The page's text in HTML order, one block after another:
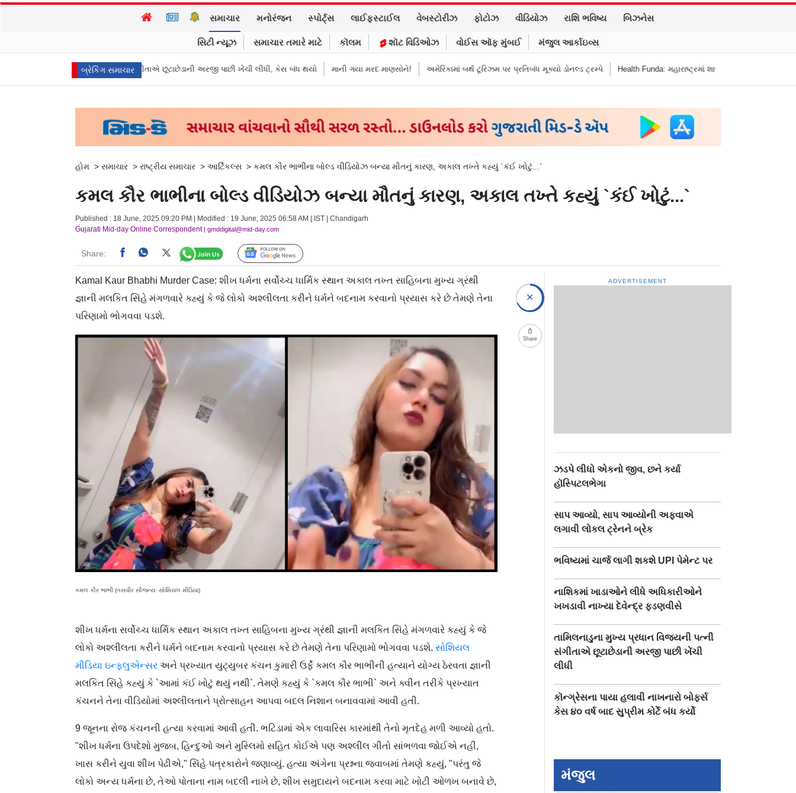
સમાચાર મનોરંજન સ્પોર્ટ્સ લાઈફસ્ટાઈલ વેબસ્ટોરીઝ ફોટોઝ વીડિયોઝ રાશિ ભવિષ્ય બિઝનેસ
સિટી ન્યૂઝ સમાચાર તમારે માટે કૉલમ શૉટ વિડિઓઝ વોઈસ ઑફ મુંબઈ મંજુલ આર્કાઇવ્સ
બ્રેકિંગ સમાચાર
મુખ્ય પ્રધાન વિજયની પત્ની સંગીતાએ છૂટાછેડાની અરજી પાછી ખેંચી લીધી, કેસ બંધ થયો માની ગયા મરદ માણસોને! અમેરિકામાં બર્થ ટૂરિઝમ પર પ્રતિબંધ મૂક્યો ડોનલ્ડ ટ્રમ્પે Health Funda: મહારાષ્ટ્રમાં શાળાની બહાર જંક ફૂડ બૅન!
હોમ > સમાચાર > રાષ્ટ્રીય સમાચાર > આર્ટિકલ્સ > કમલ કૌર ભાભીના બોલ્ડ વીડિયોઝ બન્યા મૌતનું કારણ, અકાલ તખ્તે કહ્યું `કંઈ ખોટું...`
કમલ કૌર ભાભીના બોલ્ડ વીડિયોઝ બન્યા મૌતનું કારણ, અકાલ તખ્તે કહ્યું `કંઈ ખોટું...`
Published : 18 June, 2025 09:20 PM | Modified : 19 June, 2025 06:58 AM | IST | Chandigarh
Gujarati Mid-day Online Correspondent| gmddigital@mid-day.com
Share: Follow Us
Kamal Kaur Bhabhi Murder Case: શીખ ધર્મના સર્વોચ્ચ ધાર્મિક સ્થાન અકાલ તખ્ત સાહિબના મુખ્ય ગ્રંથી
જ્ઞાની મલકિત સિંહે મંગળવારે કહ્યું કે જે લોકો અશ્લીલતા કરીને ધર્મને બદનામ કરવાનો પ્રયાસ કરે છે તેમણે તેના
પરિણામો ભોગવવા પડશે.
કમલ કૌર ભાભી (તસવીર સૌજન્ય: સોશિયલ મીડિયા)
શીખ ધર્મના સર્વોચ્ચ ધાર્મિક સ્થાન અકાલ તખ્ત સાહિબના મુખ્ય ગ્રંથી જ્ઞાની મલકિત સિંહે મંગળવારે કહ્યું કે જે
લોકો અશ્લીલતા કરીને ધર્મને બદનામ કરવાનો પ્રયાસ કરે છે તેમણે તેના પરિણામો ભોગવવા પડશે. સોશિયલ
મીડિયા ઇન્ફ્લુએન્સર અને પ્રખ્યાત યુટ્યુબર કંચન કુમારી ઉર્ફે કમલ કૌર ભાભીની હત્યાને યોગ્ય ઠેરવતા જ્ઞાની
મલકિત સિંહે કહ્યું કે `આમાં કંઈ ખોટું થયું નથી`. તેમણે કહ્યું કે `કમલ કૌર ભાભી` અને ક્વીન તરીકે પ્રખ્યાત
કંચનને તેના વીડિયોમાં અશ્લીલતાને પ્રોત્સાહન આપવા બદલ નિશાન બનાવવામાં આવી હતી.
9 જૂનના રોજ કંચનની હત્યા કરવામાં આવી હતી. ભટિંડામાં એક લાવારિસ કારમાંથી તેનો મૃતદેહ મળી આવ્યો હતો.
"શીખ ધર્મના ઉપદેશો મુજબ, હિન્દુઓ અને મુસ્લિમો સહિત કોઈએ પણ અશ્લીલ ગીતો સાંભળવા જોઈએ નહીં,
ખાસ કરીને યુવા શીખ પેઢીએ," સિંહે પત્રકારોને જણાવ્યું. હત્યા અંગેના પ્રશ્નના જવાબમાં તેમણે કહ્યું, "પરંતુ જે
લોકો અન્ય ધર્મના છે, તેઓ પોતાના નામ બદલી નાખે છે, શીખ સમુદાયને બદનામ કરવા માટે ખોટી ઓળખ બનાવે છે,
Share
ADVERTISEMENT
ઝડપે લીધો એકનો જીવ, છને કર્યા
હૉસ્પિટલભેગા
સાપ આવ્યો, સાપ આવ્યોની અફવાએ
લગાવી લોકલ ટ્રેનને બ્રેક
ભવિષ્યમાં ચાર્જ લાગી શકશે UPI પેમેન્ટ પર
નાશિકમાં ખાડાઓને લીધે અધિકારીઓને
ખખડાવી નાખ્યા દેવેન્દ્ર ફડણવીસે
તામિલનાડુના મુખ્ય પ્રધાન વિજયની પત્ની
સંગીતાએ છૂટાછેડાની અરજી પાછી ખેંચી
લીધી
કૉન્ગ્રેસના પાયા હલાવી નાખનારો બોફર્સ
કેસ ૪૦ વર્ષ બાદ સુપ્રીમ કોર્ટે બંધ કર્યો
મંજુલ